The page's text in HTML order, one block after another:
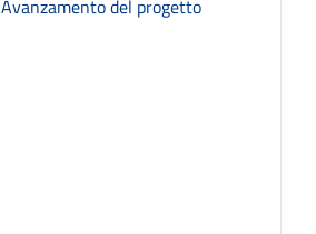
Avanzamento del progetto